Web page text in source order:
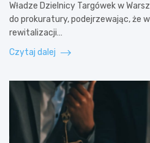
Władze Dzielnicy Targówek w
do prokuratury, podejrzewając, że
rewitalizacji…
Czytaj dalej